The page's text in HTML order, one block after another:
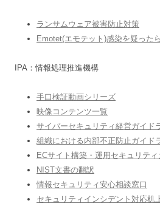
ランサムウェア被害防止対策
Emotet(エモテット)感染を疑ったら
IPA：情報処理推進機構
手口検証動画シリーズ
映像コンテンツ一覧
サイバーセキュリティ経営ガイド
組織における内部不正防止ガイド
ECサイト構築・運用セキュリテ
NIST文書の翻訳
情報セキュリティ安心相談窓口
セキュリティインシデント対応机